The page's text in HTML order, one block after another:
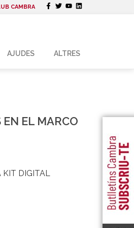
CAMBRA
AJUDES ALTRES
EL MARCO
KIT DIGITAL